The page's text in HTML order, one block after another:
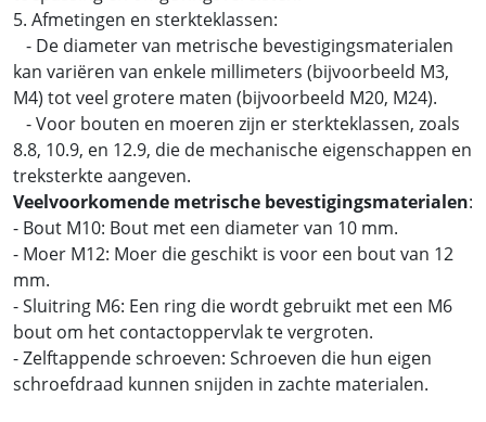
5. Afmetingen en sterkteklassen:
- De diameter van metrische bevestigingsmaterialen
kan variëren van enkele millimeters (bijvoorbeeld M3,
M4) tot veel grotere maten (bijvoorbeeld M20, M24).
- Voor bouten en moeren zijn er sterkteklassen, zoals
8.8, 10.9, en 12.9, die de mechanische eigenschappen en
treksterkte aangeven.
Veelvoorkomende metrische bevestigingsmaterialen:
- Bout M10: Bout met een diameter van 10 mm.
- Moer M12: Moer die geschikt is voor een bout van 12
mm.
- Sluitring M6: Een ring die wordt gebruikt met een M6
bout om het contactoppervlak te vergroten.
- Zelftappende schroeven: Schroeven die hun eigen
schroefdraad kunnen snijden in zachte materialen.